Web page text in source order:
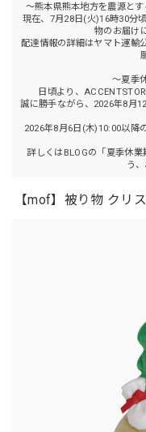
～熊本県熊本地方を震源と
現在、7月28日(火)16時30分
物のお届け
配達情報の詳細はヤマト運輸
～夏季
日頃より、
誠に勝手ながら、2026年8月
2026年8月6日(木)10:00以降
詳しくはBLOGの「夏季休
う
【mof】被り物 クリ